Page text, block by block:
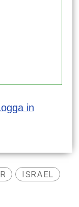
in
ISRAEL